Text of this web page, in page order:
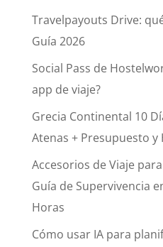
Travelpayouts Drive:
Guía 2026
Social Pass de
app de viaje?
Grecia Continental 10
Atenas + Presupuesto y
Accesorios de Viaje
Guía de Supervivencia
Horas
Cómo usar IA para